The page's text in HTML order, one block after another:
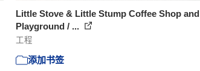
Little Stove & Little Stump Coffee Shop and
Playground / ...
工程
添加书签